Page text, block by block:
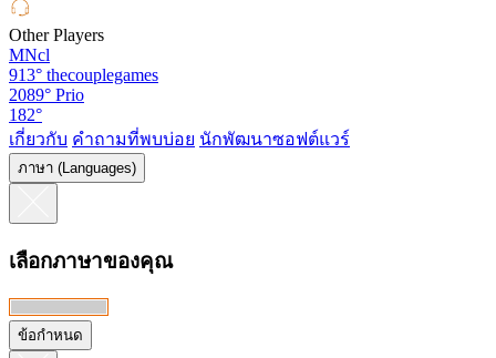
Other Players
MNcl
913° thecouplegames
2089° Prio
182°
เกี่ยวกับ คำถามที่พบบ่อย นักพัฒนาซอฟต์แวร์
ภาษา (Languages)
เลือกภาษาของคุณ
ข้อกำหนด